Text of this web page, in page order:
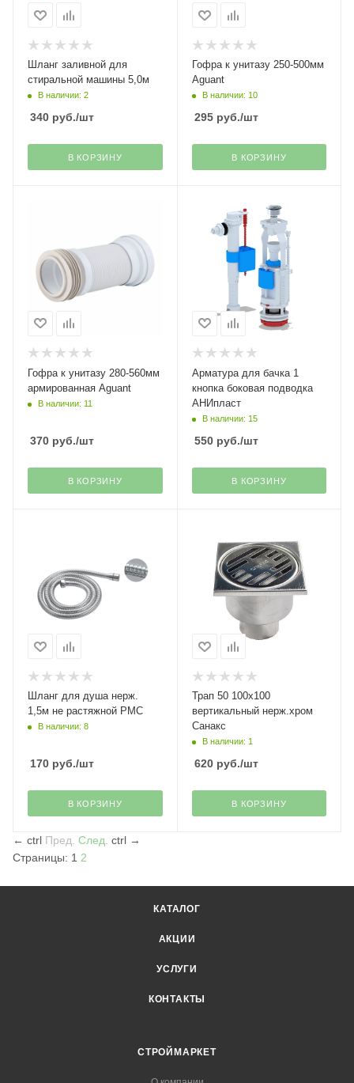
Шланг заливной для
стиральной машины 5,0м
В наличии: 2
340 руб./шт
В КОРЗИНУ
Гофра к унитазу 250-500мм
Aguant
В наличии: 10
295руб./шт
В КОРЗИНУ
Гофра к унитазу 280-560мм
армированная Aguant
В наличии: 11
370 руб./шт
В КОРЗИНУ
Арматура для бачка 1
кнопка боковая подводка
АНИпласт
В наличии: 15
550руб./шт
В КОРЗИНУ
Шланг для душа нерж.
1,5м не растяжной РМС
В наличии: 8
170 руб./шт
В КОРЗИНУ
Трап 50 100х100
вертикальный нерж.хром
Санакс
В наличии: 1
620руб./шт
В КОРЗИНУ
← ctrl Пред. След. ctrl →
Страницы: 1 2
КАТАЛОГ
АКЦИИ
УСЛУГИ
КОНТАКТЫ
СТРОЙМАРКЕТ